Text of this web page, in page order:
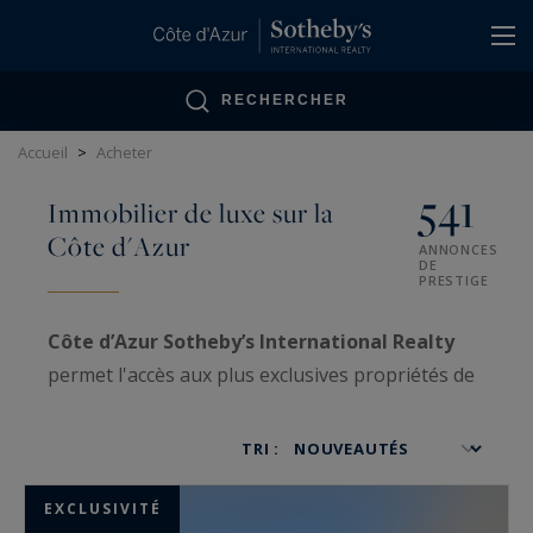
RECHERCHER
Accueil > Acheter
Immobilier de luxe sur la
Côte d'Azur
541
ANNONCES
DE
PRESTIGE
Côte d’Azur Sotheby’s International Realty
permet l'accès aux plus exclusives propriétés de
traités avec confidentialité.
d'immobilier très haut de gamme
TRI :
EXCLUSIVITÉ